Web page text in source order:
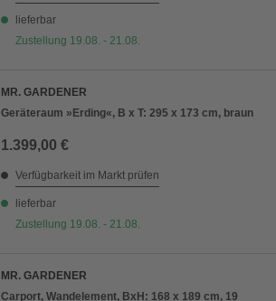
lieferbar
Zustellung 19.08. - 21.08.
MR. GARDENER
Geräteraum »Erding«, B x T: 295 x 173 cm, braun
1.399,00 €
Verfügbarkeit im Markt prüfen
lieferbar
Zustellung 19.08. - 21.08.
MR. GARDENER
Carport, Wandelement, BxH: 168 x 189 cm, 19